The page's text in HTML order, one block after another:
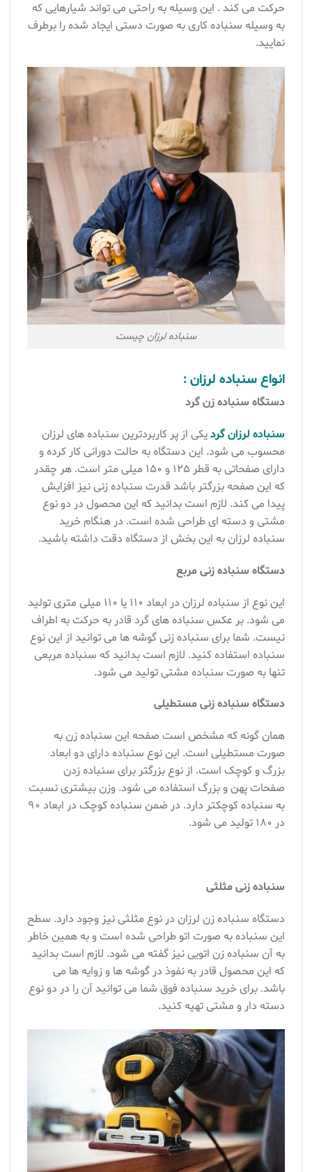
حرکت می کند . این وسیله به راحتی می تواند شیارهایی که
به وسیله سنباده کاری به صورت دستی ایجاد شده را برطرف
نمایید.
سنباده لرزان چیست
انواع سنباده لرزان :
دستگاه سنباده زن گرد
سنباده لرزان گردیکی از پر کاربردترین سنباده های لرزان
محسوب می شود. این دستگاه به حالت دورانی کار کرده و
دارای صفحاتی به قطر ۱۲۵ و ۱۵۰ میلی متر است. هر چقدر
که این صفحه بزرگتر باشد قدرت سنباده زنی نیز افزایش
پیدا می کند. لازم است بدانید که این محصول در دو نوع
مشتی و دسته ای طراحی شده است. در هنگام خرید
سنباده لرزان به این بخش از دستگاه دقت داشته باشید.
دستگاه سنباده زنی مربع
این نوع از سنباده لرزان در ابعاد ۱۱۰ یا ۱۱۰ میلی متری تولید
می شود. بر عکس سنباده های گرد قادر به حرکت به اطراف
نیست. شما برای سنباده زنی گوشه ها می توانید از این نوع
سنباده استفاده کنید. لازم است بدانید که سنباده مربعی
تنها به صورت سنباده مشتی تولید می شود.
دستگاه سنباده زنی مستطیلی
همان گونه که مشخص است صفحه این سنباده زن به
صورت مستطیلی است. این نوع سنباده دارای دو ابعاد
بزرگ و کوچک است. از نوع بزرگتر برای سنباده زدن
صفحات پهن و بزرگ استفاده می شود. وزن بیشتری نسبت
به سنباده کوچکتر دارد. در ضمن سنباده کوچک در ابعاد ۹۰
در ۱۸۰ تولید می شود.
سنباده زنی مثلثی
دستگاه سنباده زن لرزان در نوع مثلثی نیز وجود دارد. سطح
این سنباده به صورت اتو طراحی شده است و به همین خاطر
به آن سنباده زن اتویی نیز گفته می شود. لازم است بدانید
که این محصول قادر به نفوذ در گوشه ها و زوایه ها می
باشد. برای خرید سنباده فوق شما می توانید آن را در دو نوع
دسته دار و مشتی تهیه کنید.